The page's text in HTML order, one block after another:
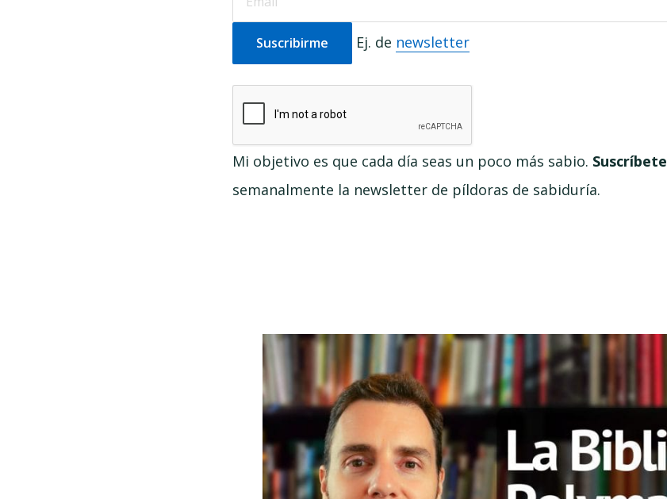
Ej. de newsletter
Mi objetivo es que cada día seas un poco más sabio. Suscríbete
semanalmente la newsletter de píldoras de sabiduría.